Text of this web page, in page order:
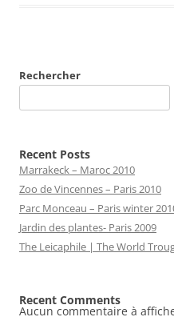
Rechercher
Recent Posts
Marrakeck – Maroc 2010
Zoo de Vincennes – Paris 2010
Parc Monceau – Paris winter
Jardin des plantes- Paris 2009
The Leicaphile | The World
Recent Comments
Aucun commentaire à